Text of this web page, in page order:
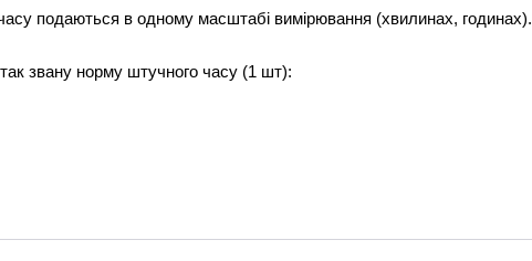
подаються в одному масштабі вимірювання (хвилинах, годинах).
звану норму штучного часу (1 шт):